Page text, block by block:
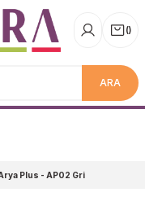
ARA
()
Plus - AP02 Gri